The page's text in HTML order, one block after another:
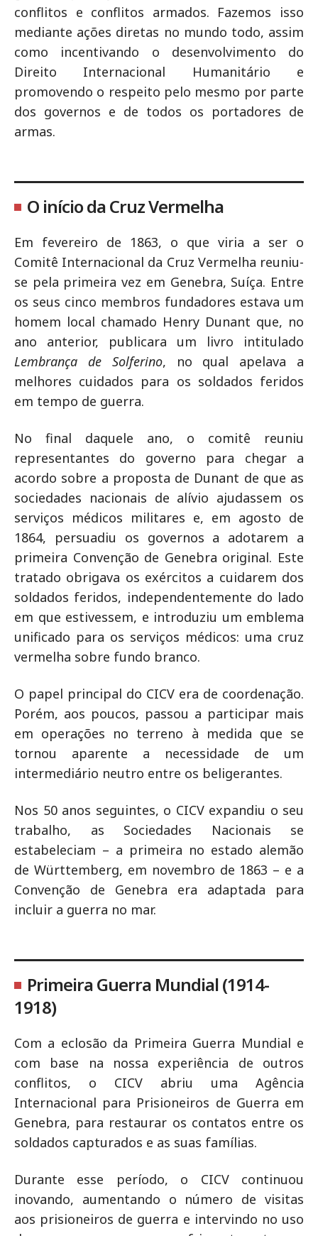
conflitos e conflitos armados. Fazemos isso
mediante ações diretas no mundo todo, assim
como incentivando o desenvolvimento do
Direito Internacional Humanitário e
promovendo o respeito pelo mesmo por parte
dos governos e de todos os portadores de
armas.
O início da Cruz Vermelha
Em fevereiro de 1863, o que viria a ser o
Comitê Internacional da Cruz Vermelha reuniu-
se pela primeira vez em Genebra, Suíça. Entre
os seus cinco membros fundadores estava um
homem local chamado Henry Dunant que, no
ano anterior, publicara um livro intitulado
Lembrança de Solferino, no qual apelava a
melhores cuidados para os soldados feridos
em tempo de guerra.
No final daquele ano, o comitê reuniu
representantes do governo para chegar a
acordo sobre a proposta de Dunant de que as
sociedades nacionais de alívio ajudassem os
serviços médicos militares e, em agosto de
1864, persuadiu os governos a adotarem a
primeira Convenção de Genebra original. Este
tratado obrigava os exércitos a cuidarem dos
soldados feridos, independentemente do lado
em que estivessem, e introduziu um emblema
unificado para os serviços médicos: uma cruz
vermelha sobre fundo branco.
O papel principal do CICV era de coordenação.
Porém, aos poucos, passou a participar mais
em operações no terreno à medida que se
tornou aparente a necessidade de um
intermediário neutro entre os beligerantes.
Nos 50 anos seguintes, o CICV expandiu o seu
trabalho, as Sociedades Nacionais se
estabeleciam – a primeira no estado alemão
de Württemberg, em novembro de 1863 – e a
Convenção de Genebra era adaptada para
incluir a guerra no mar.
Primeira Guerra Mundial (1914-
1918)
Com a eclosão da Primeira Guerra Mundial e
com base na nossa experiência de outros
conflitos, o CICV abriu uma Agência
Internacional para Prisioneiros de Guerra em
Genebra, para restaurar os contatos entre os
soldados capturados e as suas famílias.
Durante esse período, o CICV continuou
inovando, aumentando o número de visitas
aos prisioneiros de guerra e intervindo no uso